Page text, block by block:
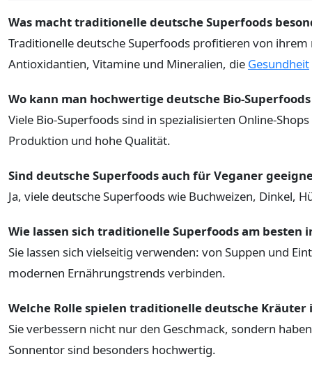
Was macht traditionelle deutsche Superfoods
Traditionelle deutsche Superfoods profitieren von
Antioxidantien, Vitamine und Mineralien, die Gesundheit
Wo kann man hochwertige deutsche Bio-
Viele Bio-Superfoods sind in spezialisierten Online-
Produktion und hohe Qualität.
Sind deutsche Superfoods auch für Veganer
Ja, viele deutsche Superfoods wie Buchweizen, Dinkel,
Wie lassen sich traditionelle Superfoods am besten
Sie lassen sich vielseitig verwenden: von Suppen und
modernen Ernährungstrends verbinden.
Welche Rolle spielen traditionelle deutsche Kräuter
Sie verbessern nicht nur den Geschmack, sondern
Sonnentor sind besonders hochwertig.